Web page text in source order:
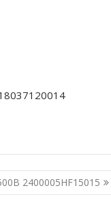
2400005HF15015